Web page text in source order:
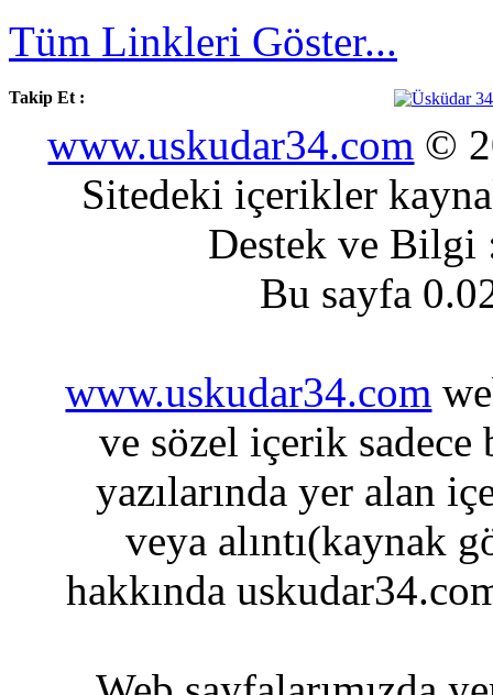
Tüm Linkleri Göster...
Takip Et :
www.uskudar34.com ©
Sitedeki içerikler
Destek ve
Bu sayfa
www.uskudar34.com
ve sözel içerik sadece
yazılarında yer alan
veya alıntı(kaynak
hakkında